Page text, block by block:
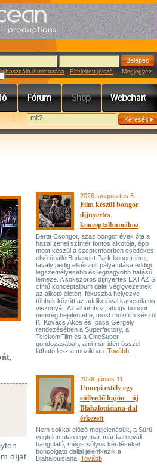
létrehozása Elfelejtett jelszó Megjegyez
díjat
2026. augusztus 6.
Film készül bongor
díjnyertes
konceptalbumához
Berta Csongor, azaz bongor évek óta a
hazai zenei színtér fontos alkotója, épp
most készül a szeptemberben esedékes
első önálló Budapest Park koncertjére,
tavaly pedig elkészült pályafutása eddigi
legszemélyesebb és legnagyobb hatású
lemeze. A sokszoros díjnyertes EXTÁZIS
című konceptalbum dalai végigvezetnek
az alkotó életén, fókuszba helyezve
többek között az addikcióval kapcsolatos
viszonyát. Az albumhoz, ahogy bongor
nemrég bejelentette, most mozifilm készül
K. Kovács Ákos és Ipacs Gergely
rendezésében a Superfactory, a
TelekomFilm és a CineSuper
gondozásában, ami már idén ősszel
látható lesz a mozikban. Tovább
2026. június 11.
Ünnepi estély egy
süllyedő hajón – új
Blahalouisiana-dal
érkezett
Nem sokkal előző megjelenésük, a Sűrű
végtelen után egy már-már karneváli
hangulatú, mégis súlyos kérdéseket
boncolgató dallal jelentkezik a
Blahalouisiana. Tovább